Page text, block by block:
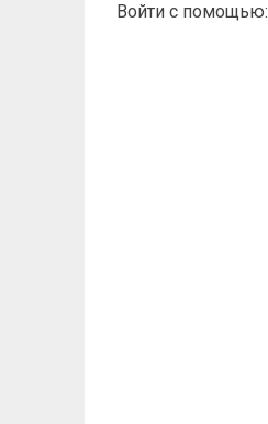
Войти с помощью: